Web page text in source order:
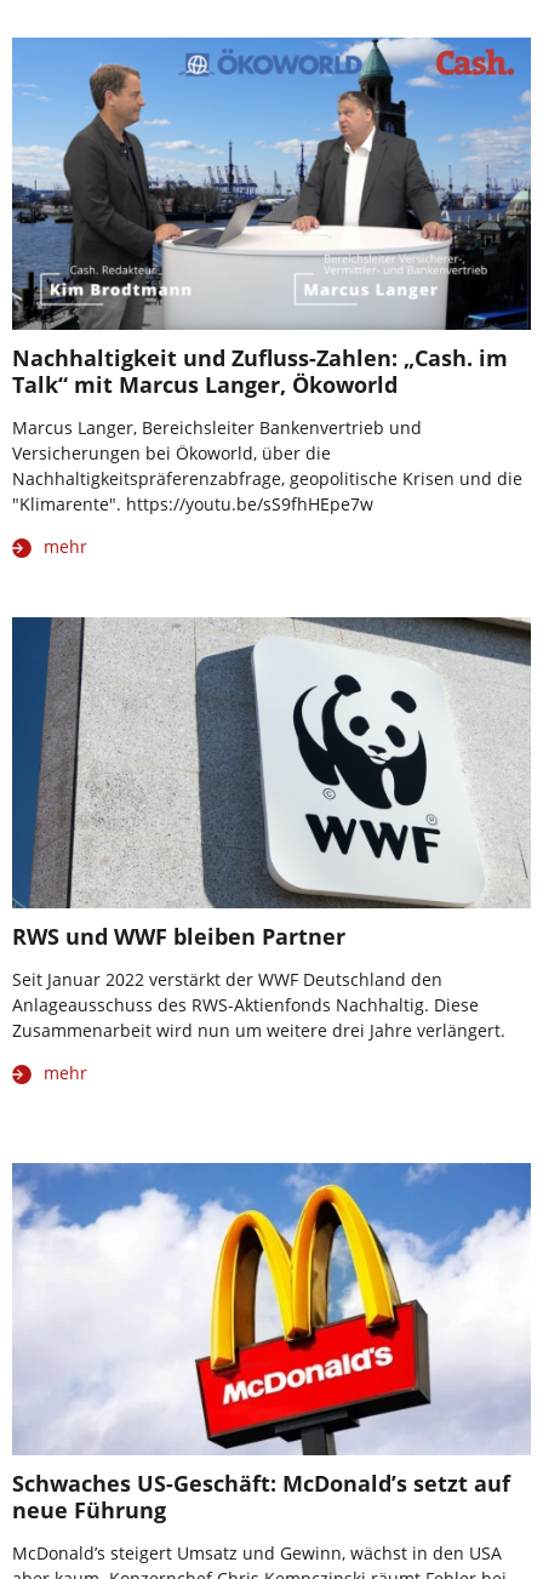
Nachhaltigkeit und Zufluss-Zahlen: „Cash. im
Talk“ mit Marcus Langer, Ökoworld
Marcus Langer, Bereichsleiter Bankenvertrieb und
Versicherungen bei Ökoworld, über die
Nachhaltigkeitspräferenzabfrage, geopolitische Krisen und die
"Klimarente". https://youtu.be/sS9fhHEpe7w
mehr
RWS und WWF bleiben Partner
Seit Januar 2022 verstärkt der WWF Deutschland den
Anlageausschuss des RWS-Aktienfonds Nachhaltig. Diese
Zusammenarbeit wird nun um weitere drei Jahre verlängert.
mehr
Schwaches US-Geschäft: McDonald’s setzt auf
neue Führung
McDonald’s steigert Umsatz und Gewinn, wächst in den USA